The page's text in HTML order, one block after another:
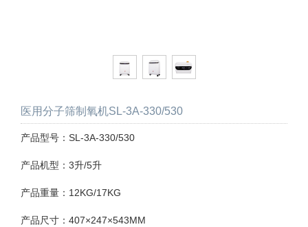
医用分子筛制氧机SL-3A-330/530
产品型号：SL-3A-330/530
产品机型：3升/5升
产品重量：12KG/17KG
产品尺寸：407×247×543MM